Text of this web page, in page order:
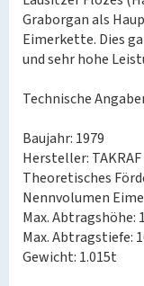
Graborgan als
Eimerkette. Dies
und sehr hohe
Technische
Baujahr: 1979
Hersteller: TAKRAF
Theoretisches
Nennvolumen
Max. Abtragshöhe:
Max. Abtragstiefe:
Gewicht: 1.015t